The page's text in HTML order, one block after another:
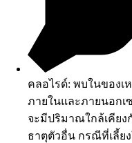
คลอไรด์: พบในของเ
ภายในและภายนอกเ
จะมีปริมาณใกล้เคียง
ธาตุตัวอื่น กรณีที่เลี้ย